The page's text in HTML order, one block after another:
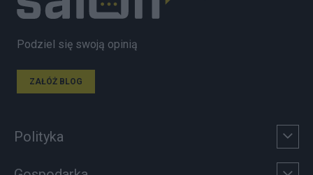
Podziel się swoją opinią
ZAŁÓŻ BLOG
Polityka